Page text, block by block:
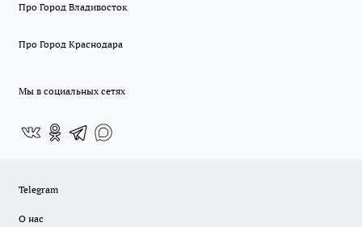
Про Город Владивосток
Про Город Краснодара
Мы в социальных сетях
Telegram
О нас